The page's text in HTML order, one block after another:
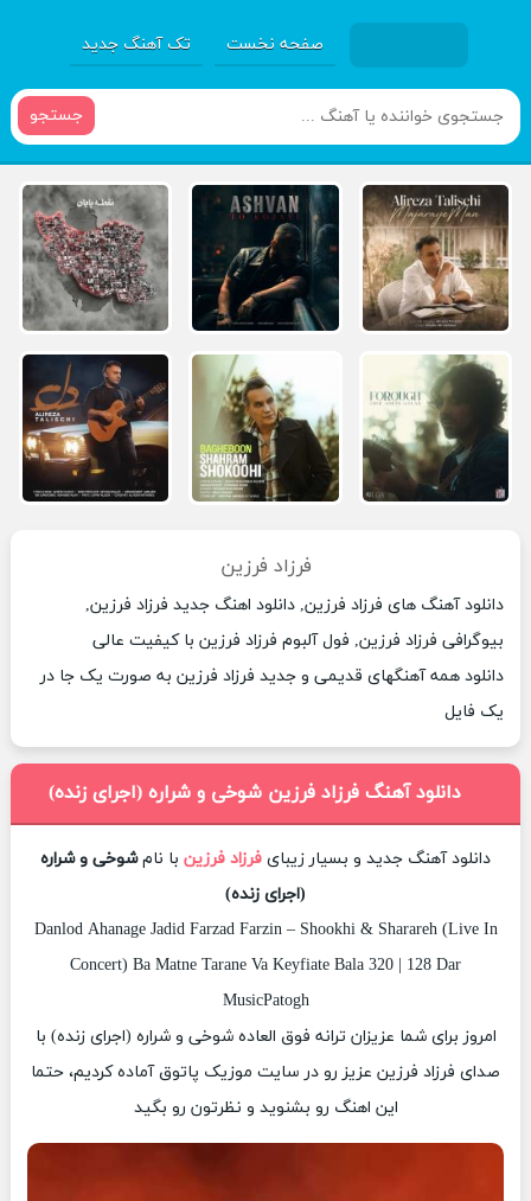
صفحه نخست تک آهنگ جدید
جستجو
فرزاد فرزین
دانلود آهنگ های فرزاد فرزین, دانلود اهنگ جدید فرزاد فرزین,
بیوگرافی فرزاد فرزین, فول آلبوم فرزاد فرزین با کیفیت عالی
دانلود همه آهنگهای قدیمی و جدید فرزاد فرزین به صورت یک جا در
یک فایل
دانلود آهنگ فرزاد فرزین شوخی و شراره (اجرای زنده)
دانلود آهنگ جدید و بسیار زیبای فرزاد فرزین با نامشوخی و شراره
(اجرای زنده)
Danlod Ahanage Jadid Farzad Farzin – Shookhi & Sharareh (Live In
Concert) Ba Matne Tarane Va Keyfiate Bala 320 | 128 Dar
MusicPatogh
امروز برای شما عزیزان ترانه فوق العاده شوخی و شراره (اجرای زنده) با
صدای فرزاد فرزین عزیز رو در سایت موزیک پاتوق آماده کردیم، حتما
این اهنگ رو بشنوید و نظرتون رو بگید